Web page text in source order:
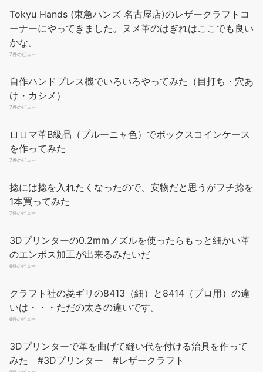
Tokyu Hands (東急ハンズ 名古屋店)のレザークラフトコ
ーナーにやってきました。ヌメ革のはぎれはここでも良い
かな。
7件のビュー
自作ハンドプレス機でいろいろやってみた（目打ち・穴あ
け・カシメ）
7件のビュー
ロロマ革B級品（プルーニャ色）でボックスコインケース
を作ってみた
7件のビュー
捻には捻を入れたくなったので、安物だと思うがフチ捻を
1本買ってみた
7件のビュー
3Dプリンターの0.2mmノズルを使ったらもっと細かい革
のエンボス加工が出来るみたいだ
6件のビュー
クラフト社の菱ギリの8413（細）と8414（プロ用）の違
いは・・・ただの太さの違いです。
6件のビュー
3Dプリンターで革を曲げて縫い代を付ける治具を作って
みた #3Dプリンター #レザークラフト